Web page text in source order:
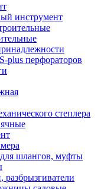
инструмент
plus перфораторов
степлера
шлангов, муфты
разбрызгиватели